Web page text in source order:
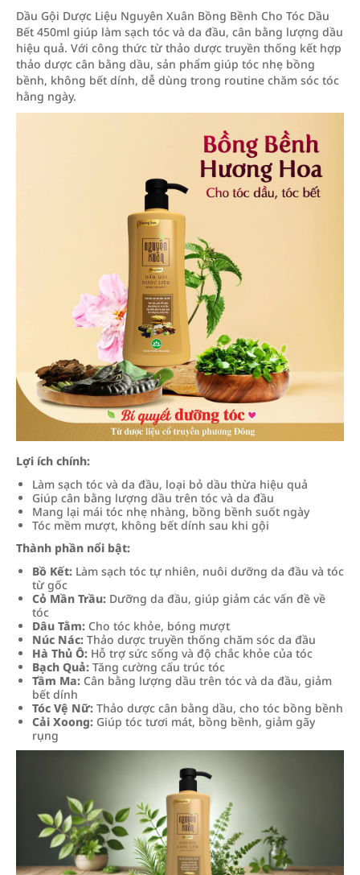
Dầu Gội Dược Liệu Nguyên Xuân Bồng Bềnh Cho Tóc Dầu
Bết 450ml giúp làm sạch tóc và da đầu, cân bằng lượng dầu
hiệu quả. Với công thức từ thảo dược truyền thống kết hợp
thảo dược cân bằng dầu, sản phẩm giúp tóc nhẹ bồng
bềnh, không bết dính, dễ dùng trong routine chăm sóc tóc
hằng ngày.
Lợi ích chính:
Làm sạch tóc và da đầu, loại bỏ dầu thừa hiệu quả
Giúp cân bằng lượng dầu trên tóc và da đầu
Mang lại mái tóc nhẹ nhàng, bồng bềnh suốt ngày
Tóc mềm mượt, không bết dính sau khi gội
Thành phần nổi bật:
Bồ Kết: Làm sạch tóc tự nhiên, nuôi dưỡng da đầu và tóc
từ gốc
Cỏ Mần Trầu: Dưỡng da đầu, giúp giảm các vấn đề về
tóc
Dâu Tằm: Cho tóc khỏe, bóng mượt
Núc Nác: Thảo dược truyền thống chăm sóc da đầu
Hà Thủ Ô: Hỗ trợ sức sống và độ chắc khỏe của tóc
Bạch Quả: Tăng cường cấu trúc tóc
Tầm Ma: Cân bằng lượng dầu trên tóc và da đầu, giảm
bết dính
Tóc Vệ Nữ: Thảo dược cân bằng dầu, cho tóc bồng bềnh
Cải Xoong: Giúp tóc tươi mát, bồng bềnh, giảm gãy
rụng